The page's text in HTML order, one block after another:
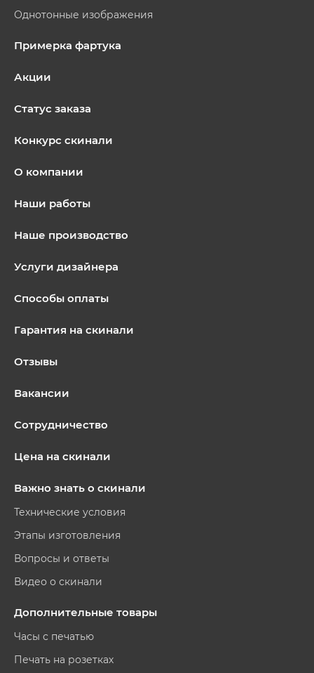
Однотонные изображения
Примерка фартука
Акции
Статус заказа
Конкурс скинали
О компании
Наши работы
Наше производство
Услуги дизайнера
Способы оплаты
Гарантия на скинали
Отзывы
Вакансии
Сотрудничество
Цена на скинали
Важно знать о скинали
Технические условия
Этапы изготовления
Вопросы и ответы
Видео о скинали
Дополнительные товары
Часы с печатью
Печать на розетках